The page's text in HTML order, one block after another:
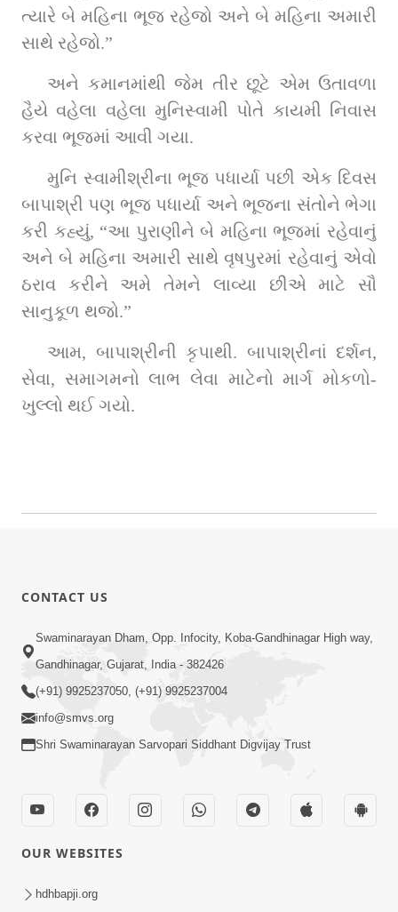
ત્યારે બે મહિના ભૂજ રહેજો અને બે મહિના અમારી
સાથે રહેજો.”
અને કમાનમાંથી જેમ તીર છૂટે એમ ઉતાવળા
હૈયે વહેલા વહેલા મુનિસ્વામી પોતે કાયમી નિવાસ
કરવા ભૂજમાં આવી ગયા.
મુનિ સ્વામીશ્રીના ભૂજ પધાર્યા પછી એક દિવસ
બાપાશ્રી પણ ભૂજ પધાર્યા અને ભૂજના સંતોને ભેગા
કરી કહ્યું, “આ પુરાણીને બે મહિના ભૂજમાં રહેવાનું
અને બે મહિના અમારી સાથે વૃષપુરમાં રહેવાનું એવો
ઠરાવ કરીને અમે તેમને લાવ્યા છીએ માટે સૌ
સાનુકૂળ થજો.”
આમ, બાપાશ્રીની કૃપાથી. બાપાશ્રીનાં દર્શન,
સેવા, સમાગમનો લાભ લેવા માટેનો માર્ગ મોકળો-
ખુલ્લો થઈ ગયો.
CONTACT US
Swaminarayan Dham, Opp. Infocity, Koba-Gandhinagar High way,
Gandhinagar, Gujarat, India - 382426
(+91) 9925237050, (+91) 9925237004
info@smvs.org
Shri Swaminarayan Sarvopari Siddhant Digvijay Trust
OUR WEBSITES
hdhbapji.org